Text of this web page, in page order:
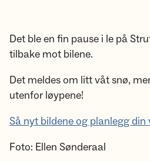
Det ble en fin pause i le på
tilbake mot bilene.
Det meldes om litt våt snø,
utenfor løypene!
Så nyt bildene og planlegg din
Foto: Ellen Sønderaal